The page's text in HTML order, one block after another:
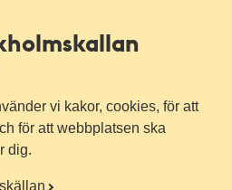
vi kakor, cookies, för att
för att webbplatsen ska
dig.